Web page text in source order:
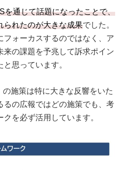
を通じて話題になったことで、
られたのが大きな成果でした。
フォーカスするのではなく、ア
来の課題を予兆して訴求ポイン
と思っています。
施策は特に大きな反響をいた
るの広報ではどの施策でも、考
を必ず活用しています。